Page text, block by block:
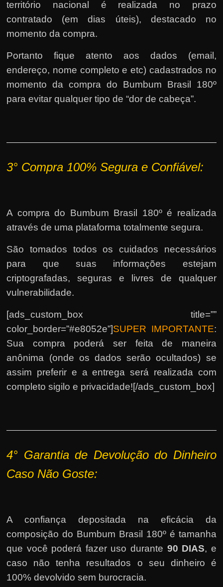
território nacional é realizada no prazo
contratado (em dias úteis), destacado no
momento da compra.
Portanto fique atento aos dados (email,
endereço, nome completo e etc) cadastrados no
momento da compra do Bumbum Brasil 180º
para evitar qualquer tipo de “dor de cabeça”.
3° Compra 100% Segura e Confiável:
A compra do Bumbum Brasil 180º é realizada
através de uma plataforma totalmente segura.
São tomados todos os cuidados necessários
para que suas informações estejam
criptografadas, seguras e livres de qualquer
vulnerabilidade.
[ads_custom_box title=””
color_border=”#e8052e”]SUPER IMPORTANTE:
Sua compra poderá ser feita de maneira
anônima (onde os dados serão ocultados) se
assim preferir e a entrega será realizada com
completo sigilo e privacidade![/ads_custom_box]
4° Garantia de Devolução do Dinheiro
Caso Não Goste:
A confiança depositada na eficácia da
composição do Bumbum Brasil 180º é tamanha
que você poderá fazer uso durante 90 DIAS, e
caso não tenha resultados o seu dinheiro é
100% devolvido sem burocracia.